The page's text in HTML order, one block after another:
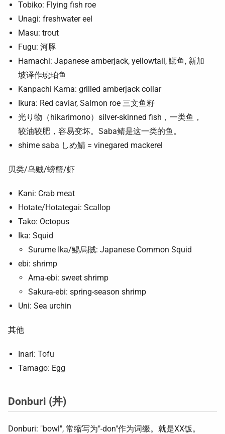
Tobiko: Flying fish roe
Unagi: freshwater eel
Masu: trout
Fugu: 河豚
Hamachi: Japanese amberjack, yellowtail, 鰤鱼, 新加
坡译作琥珀鱼
Kanpachi Kama: grilled amberjack collar
Ikura: Red caviar, Salmon roe 三文鱼籽
光り物（hikarimono）silver-skinned fish，一类鱼，
较油较肥，容易变坏。Saba鲭是这一类的鱼。
shime saba しめ鯖 = vinegared mackerel
贝类/乌贼/螃蟹/虾
Kani: Crab meat
Hotate/Hotategai: Scallop
Tako: Octopus
Ika: Squid
Surume Ika/鯣烏賊: Japanese Common Squid
ebi: shrimp
Ama-ebi: sweet shrimp
Sakura-ebi: spring-season shrimp
Uni: Sea urchin
其他
Inari: Tofu
Tamago: Egg
Donburi (丼)
Donburi: "bowl", 常缩写为"-don"作为词缀。就是XX饭。